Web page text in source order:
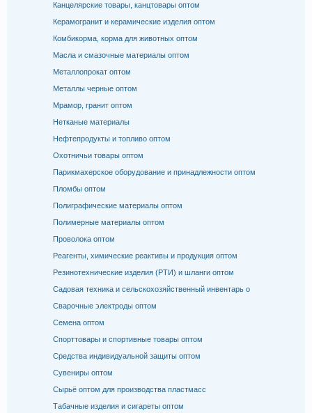
Канцелярские товары, канцтовары оптом
Керамогранит и керамические изделия оптом
Комбикорма, корма для животных оптом
Масла и смазочные материалы оптом
Металлопрокат оптом
Металлы черные оптом
Мрамор, гранит оптом
Нетканые материалы
Нефтепродукты и топливо оптом
Охотничьи товары оптом
Парикмахерское оборудование и принадлежности оптом
Пломбы оптом
Полиграфические материалы оптом
Полимерные материалы оптом
Проволока оптом
Реагенты, химические реактивы и продукция оптом
Резинотехнические изделия (РТИ) и шланги оптом
Садовая техника и сельскохозяйственный инвентарь о
Сварочные электроды оптом
Семена оптом
Спорттовары и спортивные товары оптом
Средства индивидуальной защиты оптом
Сувениры оптом
Сырьё оптом для производства пластмасс
Табачные изделия и сигареты оптом